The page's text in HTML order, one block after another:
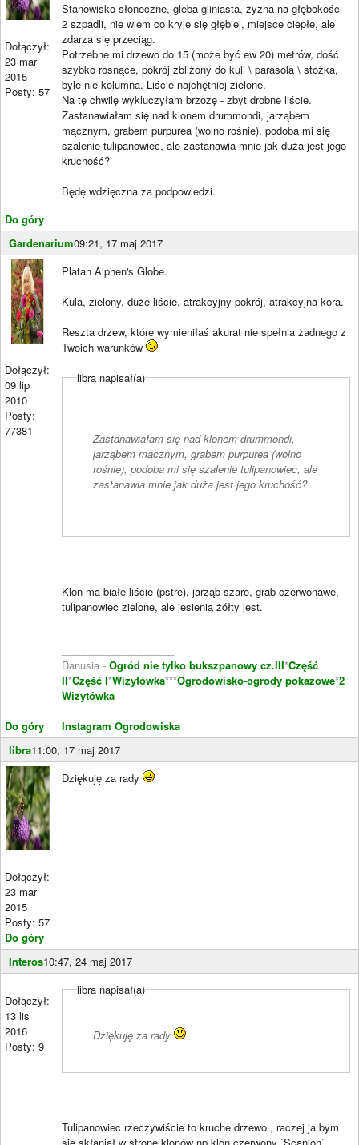
Dołączył:
23 mar
2015
Posty: 57
Do góry
Stanowisko słoneczne, gleba gliniasta, żyzna na głębokości
2 szpadli, nie wiem co kryje się głębiej, miejsce ciepłe, ale
zdarza się przeciąg.
Potrzebne mi drzewo do 15 (może być ew 20) metrów, dość
szybko rosnące, pokrój zbliżony do kuli \ parasola \ stożka,
byle nie kolumna. Liście najchętniej zielone.
Na tę chwilę wykluczyłam brzozę - zbyt drobne liście.
Zastanawiałam się nad klonem drummondi, jarząbem
mącznym, grabem purpurea (wolno rośnie), podoba mi się
szalenie tulipanowiec, ale zastanawia mnie jak duża jest jego
kruchość?
Będę wdzięczna za podpowiedzi.
Gardenarium09:21, 17 maj 2017
Dołączył:
09 lip
2010
Posty:
77381
Do góry
Platan Alphen's Globe.
Kula, zielony, duże liście, atrakcyjny pokrój, atrakcyjna kora.
Reszta drzew, które wymieniłaś akurat nie spełnia żadnego z
Twoich warunków
libra napisał(a)
Zastanawiałam się nad klonem drummondi,
jarząbem mącznym, grabem purpurea (wolno
rośnie), podoba mi się szalenie tulipanowiec, ale
zastanawia mnie jak duża jest jego kruchość?
Klon ma białe liście (pstre), jarząb szare, grab czerwonawe,
tulipanowiec zielone, ale jesienią żółty jest.
Danusia - Ogród nie tylko bukszpanowy cz.III*Część
II*Część I*Wizytówka***Ogrodowisko-ogrody pokazowe*2
Wizytówka
Instagram Ogrodowiska
libra11:00, 17 maj 2017
Dołączył:
23 mar
2015
Posty: 57
Do góry
Dziękuję za rady
Interos10:47, 24 maj 2017
Dołączył:
13 lis
2016
Posty: 9
libra napisał(a)
Dziękuję za rady
Tulipanowiec rzeczywiście to kruche drzewo , raczej ja bym